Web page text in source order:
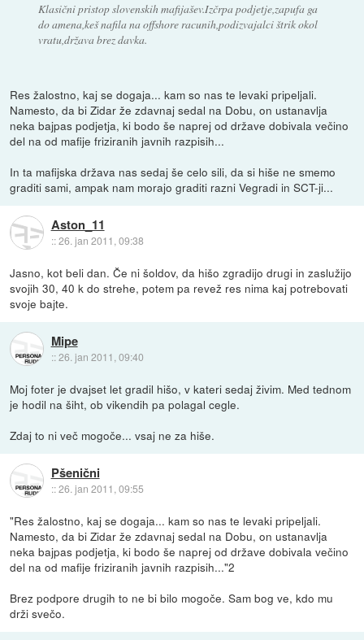
Klasični pristop slovenskih mafijašev.Izčrpa podjetje,zapufa ga
do amena,keš nafila na offshore racunih,podizvajalci štrik okol
vratu,država brez davka.
Res žalostno, kaj se dogaja... kam so nas te levaki pripeljali.
Namesto, da bi Zidar že zdavnaj sedal na Dobu, on ustanavlja
neka bajpas podjetja, ki bodo še naprej od države dobivala večino
del na od mafije friziranih javnih razpisih...
In ta mafijska država nas sedaj še celo sili, da si hiše ne smemo
graditi sami, ampak nam morajo graditi razni Vegradi in SCT-ji...
Aston_11
::26. jan 2011, 09:38
Jasno, kot beli dan. Če ni šoldov, da hišo zgradijo drugi in zaslužijo
svojih 30, 40 k do strehe, potem pa revež res nima kaj potrebovati
svoje bajte.
Mipe
::26. jan 2011, 09:40
Moj foter je dvajset let gradil hišo, v kateri sedaj živim. Med tednom
je hodil na šiht, ob vikendih pa polagal cegle.
Zdaj to ni več mogoče... vsaj ne za hiše.
Pšenični
::26. jan 2011, 09:55
"Res žalostno, kaj se dogaja... kam so nas te levaki pripeljali.
Namesto, da bi Zidar že zdavnaj sedal na Dobu, on ustanavlja
neka bajpas podjetja, ki bodo še naprej od države dobivala večino
del na od mafije friziranih javnih razpisih..."2
Brez podpore drugih to ne bi bilo mogoče. Sam bog ve, kdo mu
drži svečo.